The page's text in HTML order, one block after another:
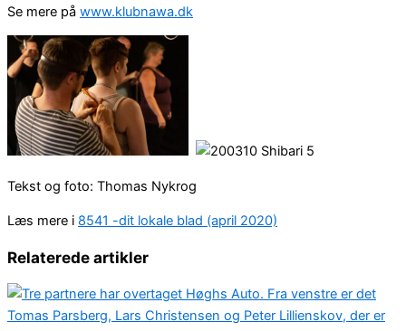
Se mere på www.klubnawa.dk
Tekst og foto: Thomas Nykrog
Læs mere i 8541 -dit lokale blad (april 2020)
Relaterede artikler